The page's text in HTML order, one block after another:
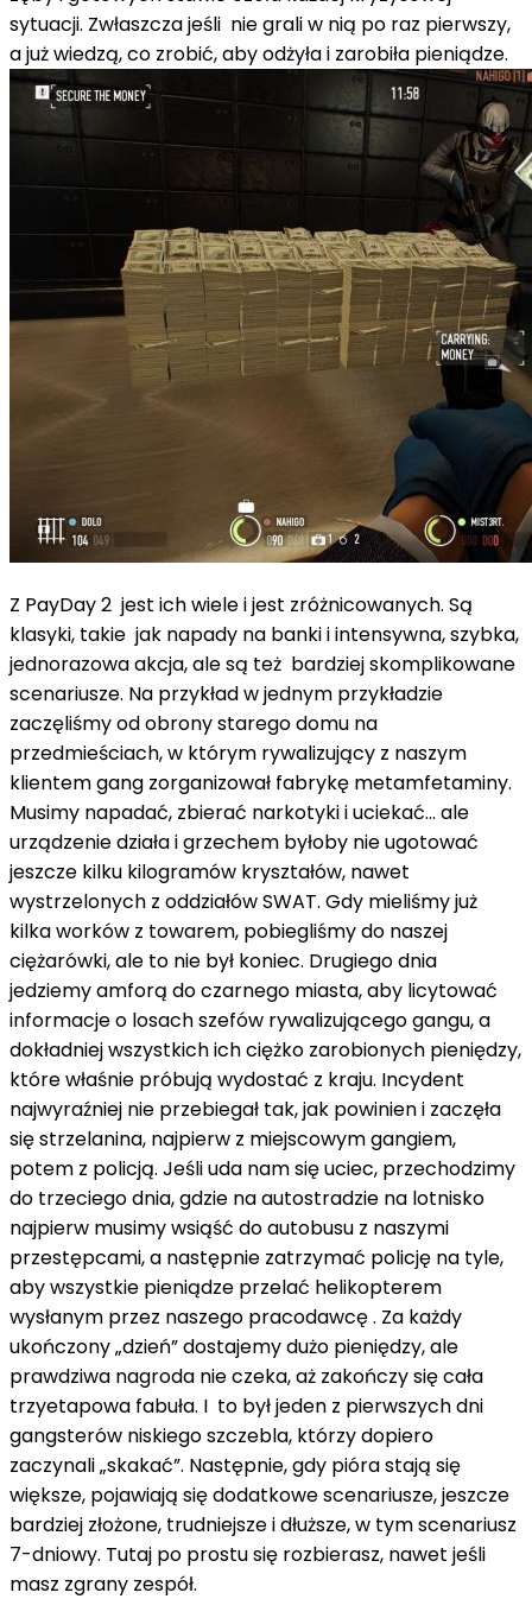
sytuacji. Zwłaszcza jeśli nie grali w nią po raz pierwszy,
a już wiedzą, co zrobić, aby odżyła i zarobiła pieniądze.
Z PayDay 2 jest ich wiele i jest zróżnicowanych. Są
klasyki, takie jak napady na banki i intensywna, szybka,
jednorazowa akcja, ale są też bardziej skomplikowane
scenariusze. Na przykład w jednym przykładzie
zaczęliśmy od obrony starego domu na
przedmieściach, w którym rywalizujący z naszym
klientem gang zorganizował fabrykę metamfetaminy.
Musimy napadać, zbierać narkotyki i uciekać... ale
urządzenie działa i grzechem byłoby nie ugotować
jeszcze kilku kilogramów kryształów, nawet
wystrzelonych z oddziałów SWAT. Gdy mieliśmy już
kilka worków z towarem, pobiegliśmy do naszej
ciężarówki, ale to nie był koniec. Drugiego dnia
jedziemy amforą do czarnego miasta, aby licytować
informacje o losach szefów rywalizującego gangu, a
dokładniej wszystkich ich ciężko zarobionych pieniędzy,
które właśnie próbują wydostać z kraju. Incydent
najwyraźniej nie przebiegał tak, jak powinien i zaczęła
się strzelanina, najpierw z miejscowym gangiem,
potem z policją. Jeśli uda nam się uciec, przechodzimy
do trzeciego dnia, gdzie na autostradzie na lotnisko
najpierw musimy wsiąść do autobusu z naszymi
przestępcami, a następnie zatrzymać policję na tyle,
aby wszystkie pieniądze przelać helikopterem
wysłanym przez naszego pracodawcę . Za każdy
ukończony „dzień” dostajemy dużo pieniędzy, ale
prawdziwa nagroda nie czeka, aż zakończy się cała
trzyetapowa fabuła. I to był jeden z pierwszych dni
gangsterów niskiego szczebla, którzy dopiero
zaczynali „skakać”. Następnie, gdy pióra stają się
większe, pojawiają się dodatkowe scenariusze, jeszcze
bardziej złożone, trudniejsze i dłuższe, w tym scenariusz
7-dniowy. Tutaj po prostu się rozbierasz, nawet jeśli
masz zgrany zespół.